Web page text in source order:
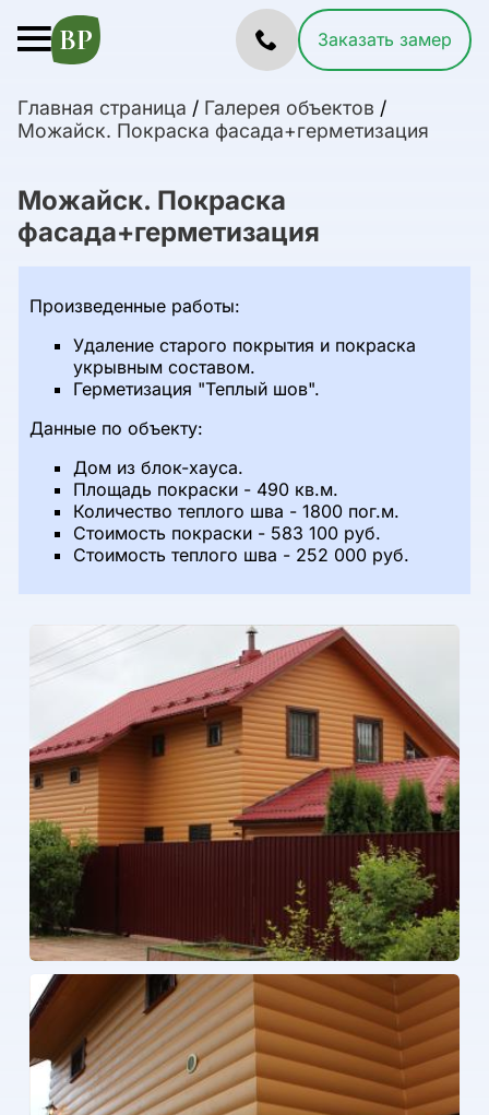
Заказать замер
Главная страница / Галерея объектов /
Можайск. Покраска фасада+герметизация
Можайск. Покраска
фасада+герметизация
Произведенные работы:
Удаление старого покрытия и покраска
укрывным составом.
Герметизация "Теплый шов".
Данные по объекту:
Дом из блок-хауса.
Площадь покраски - 490 кв.м.
Количество теплого шва - 1800 пог.м.
Стоимость покраски - 583 100 руб.
Стоимость теплого шва - 252 000 руб.